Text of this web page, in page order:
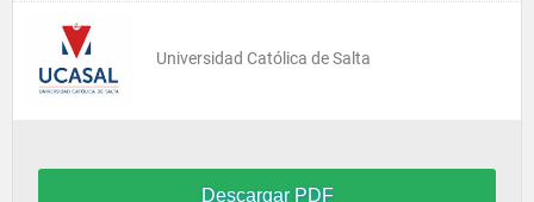
Universidad Católica de Salta
Descargar PDF